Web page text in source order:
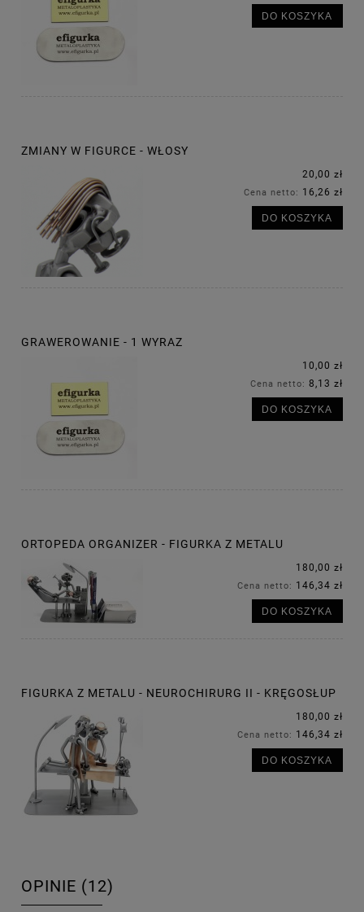
DO KOSZYKA
ZMIANY W FIGURCE - WŁOSY
20,00 zł
Cena netto: 16,26 zł
DO KOSZYKA
GRAWEROWANIE - 1 WYRAZ
10,00 zł
Cena netto: 8,13 zł
DO KOSZYKA
ORTOPEDA ORGANIZER - FIGURKA Z METALU
180,00 zł
Cena netto: 146,34 zł
DO KOSZYKA
FIGURKA Z METALU - NEUROCHIRURG II - KRĘGOSŁUP
180,00 zł
Cena netto: 146,34 zł
DO KOSZYKA
OPINIE (12)